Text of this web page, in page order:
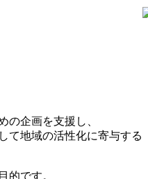
の企画を支援し、
て地域の活性化に寄与する
的です。